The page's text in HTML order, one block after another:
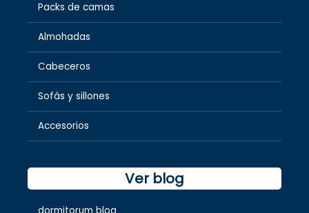
Packs de camas
Almohadas
Cabeceros
Sofás y sillones
Accesorios
Ver blog